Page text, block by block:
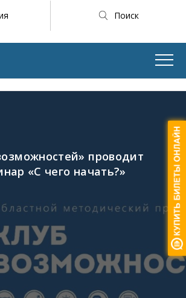
Поиск
проводит
«С чего начать?»